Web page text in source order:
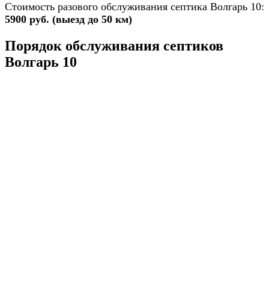
Стоимость разового обслуживания септика Волгарь 10:
5900 руб. (выезд до 50 км)
Порядок обслуживания септиков
Волгарь 10